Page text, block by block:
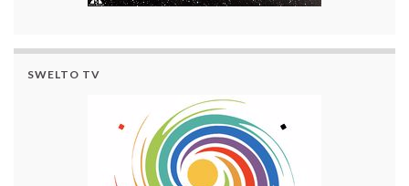
SWELTO TV